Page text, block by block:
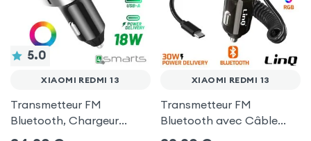
5.0
XIAOMI REDMI 13
Transmetteur FM
Bluetooth, Chargeur
Allume-Cigare USB / USB-
XIAOMI REDMI 13
Transmetteur FM
Bluetooth avec Câble
USB C - LinQ pour Xiaomi